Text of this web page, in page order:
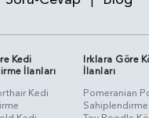
Kedi
İlanları
Kedi
Irklara Göre
İlanları
Pomeranian
Sahiplendirme